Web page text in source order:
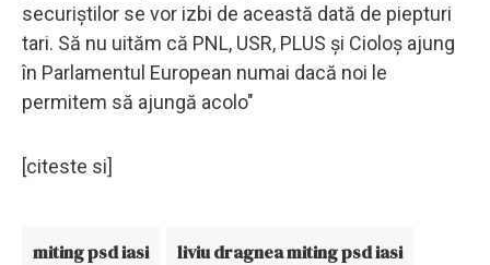
securiştilor se vor izbi de această dată de piepturi
tari. Să nu uităm că PNL, USR, PLUS şi Cioloş ajung
în Parlamentul European numai dacă noi le
permitem să ajungă acolo"
[citeste si]
miting psd iasi liviu dragnea miting psd iasi